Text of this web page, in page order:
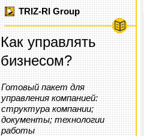
TRIZ-RI Group
Как управлять
бизнесом?
Готовый пакет для
управления компанией:
структура компании;
документы; технологии
работы